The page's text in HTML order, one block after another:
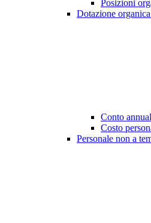
Posizioni
Dotazione organica
Conto
Costo
Personale non a